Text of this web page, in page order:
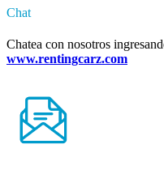
Chat
Chatea con nosotros
www.rentingcarz.com